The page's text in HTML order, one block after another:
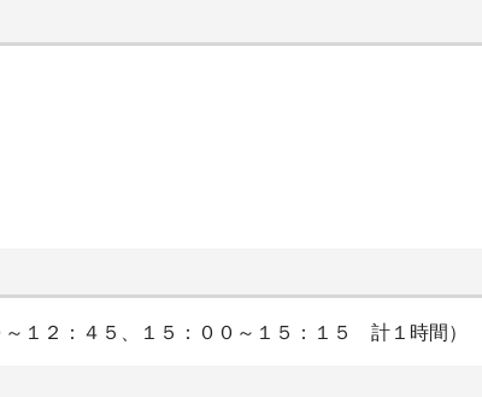
２：４５、１５：００～１５：１５ 計１時間）